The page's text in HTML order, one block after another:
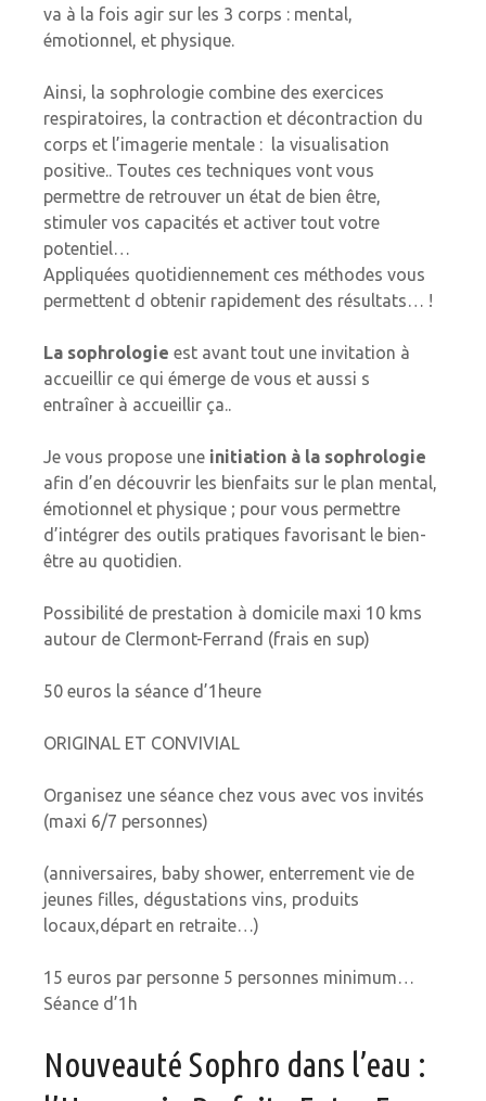
va à la fois agir sur les 3 corps : mental,
émotionnel, et physique.
Ainsi, la sophrologie combine des exercices
respiratoires, la contraction et décontraction du
corps et l’imagerie mentale : la visualisation
positive.. Toutes ces techniques vont vous
permettre de retrouver un état de bien être,
stimuler vos capacités et activer tout votre
potentiel…
Appliquées quotidiennement ces méthodes vous
permettent d obtenir rapidement des résultats… !
La sophrologie est avant tout une invitation à
accueillir ce qui émerge de vous et aussi s
entraîner à accueillir ça..
Je vous propose une initiation à la sophrologie
afin d’en découvrir les bienfaits sur le plan mental,
émotionnel et physique ; pour vous permettre
d’intégrer des outils pratiques favorisant le bien-
être au quotidien.
Possibilité de prestation à domicile maxi 10 kms
autour de Clermont-Ferrand (frais en sup)
50 euros la séance d’1heure
ORIGINAL ET CONVIVIAL
Organisez une séance chez vous avec vos invités
(maxi 6/7 personnes)
(anniversaires, baby shower, enterrement vie de
jeunes filles, dégustations vins, produits
locaux,départ en retraite…)
15 euros par personne 5 personnes minimum…
Séance d’1h
Nouveauté Sophro dans l’eau :